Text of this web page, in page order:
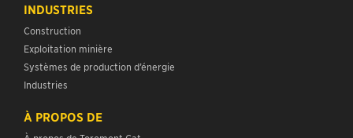
INDUSTRIES
Construction
Exploitation minière
Systèmes de production d’énergie
Industries
À PROPOS DE